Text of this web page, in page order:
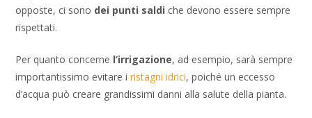
opposte, ci sono dei punti saldi che devono essere sempre
rispettati.
Per quanto concerne l’irrigazione, ad esempio, sarà sempre
importantissimo evitare iristagni idrici, poiché un eccesso
d’acqua può creare grandissimi danni alla salute della pianta.